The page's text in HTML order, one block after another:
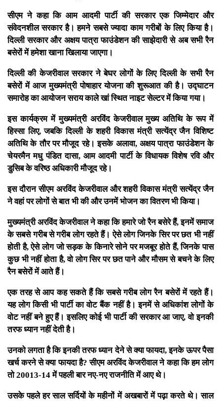
सीएम ने कहा कि आम आदमी पार्टी की सरकार एक जिम्मेदार और
संवेदनशील सरकार है। हमने सबसे ज्यादा काम गरीबों के लिए किया है।
दिल्ली सरकार और अक्षय पात्रा फाउंडेशन की साझेदारी से अब सभी रैन
बसेरों में हमेशा खाना खिलाया जाएगा।
दिल्ली की केजरीवाल सरकार ने बेघर लोगों के लिए दिल्ली के सभी रैन
बसेरों में आज मुख्यमंत्री पोषाहार योजना की शुरूआत की है। उद्घाटन
समारोह का आयोजन सराय काले खां स्थित नाइट सेल्टर में किया गया।
इस कार्यक्रम में मुख्यमंत्री अरविंद केजरीवाल मुख्य अतिथि के रूप में
हिस्सा लिए, जबकि दिल्ली के शहरी विकास मंत्री सत्येंद्र जैन विशिष्ट
अतिथि के तौर पर मौजूद रहे। इसके अलावा, अक्षय पात्रा फाउंडेशन के
चेयरमैन मधु पंडित दासा, आम आदमी पार्टी के विधायक विशेष रवि और
डुसिब के वरिष्ठ अधिकारी मौजूद रहे।
इस दौरान सीएम अरविंद केजरीवाल और शहरी विकास मंत्री सत्येंद्र जैन
ने वहां पर लोगों से बात भी की और उनमें भोजन का वितरण भी किया।
मुख्यमंत्री अरविंद केजरीवाल ने कहा कि हमारे जो रैन बसेरे हैं, इनमें समाज
के सबसे गरीब से गरीब लोग रहते हैं। ऐसे लोग जिनके सिर पर छत भी नहीं
होती है, ऐसे लोग जो सड़क के किनारे सोने पर मजबूर होते हैं, जिनके पास
कुछ भी नहीं होता है, वो लोग सिर पर छत पाने और मौसम से बचने के लिए
रैन बसेरों में आते हैं।
एक तरह से आप कह सकते हैं कि सबसे गरीब लोग रैन बसेरों में रहते हैं।
यह लोग किसी भी पार्टी का वोट बैंक नहीं है। इनमें से अधिकांश लोगों के
वोट नहीं बने हुए हैं। इसलिए कोई भी पार्टी की सरकार आ जाए, वो इनकी
तरफ ध्यान नहीं देती है।
उनको लगता है कि इनकी तरफ ध्यान देने से क्या फायदा, इनके ऊपर पैसा
खर्च करने से क्या फायदा है? सीएम अरविंद केजरीवाल ने कहा कि हम लोग
तो 20013-14 में पहली बार नए-नए राजनीति में आए थे।
उसके पहले हर साल सर्दियों के महीनों में अखबारों में पढ़ा करते थे। साल